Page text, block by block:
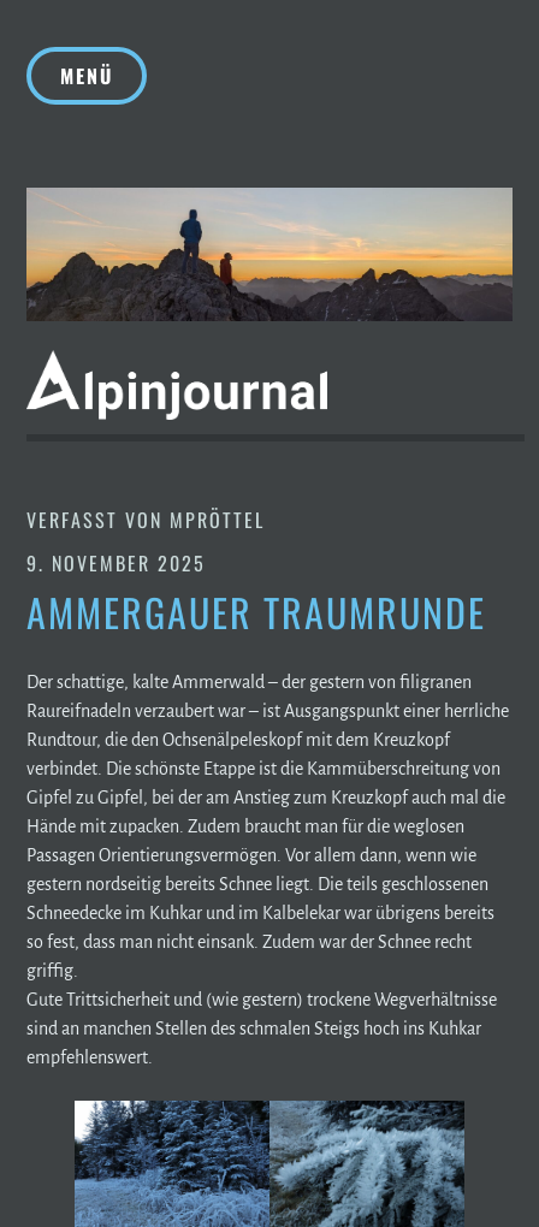
springen
MENÜ
VERFASST VON MPRÖTTEL
9. NOVEMBER 2025
AMMERGAUER TRAUMRUNDE
Der schattige, kalte Ammerwald – der gestern von filigranen
Raureifnadeln verzaubert war – ist Ausgangspunkt einer herrliche
Rundtour, die den Ochsenälpeleskopf mit dem Kreuzkopf
verbindet. Die schönste Etappe ist die Kammüberschreitung von
Gipfel zu Gipfel, bei der am Anstieg zum Kreuzkopf auch mal die
Hände mit zupacken. Zudem braucht man für die weglosen
Passagen Orientierungsvermögen. Vor allem dann, wenn wie
gestern nordseitig bereits Schnee liegt. Die teils geschlossenen
Schneedecke im Kuhkar und im Kalbelekar war übrigens bereits
so fest, dass man nicht einsank. Zudem war der Schnee recht
griffig.
Gute Trittsicherheit und (wie gestern) trockene Wegverhältnisse
sind an manchen Stellen des schmalen Steigs hoch ins Kuhkar
empfehlenswert.